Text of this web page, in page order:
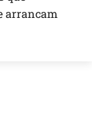
arrancam